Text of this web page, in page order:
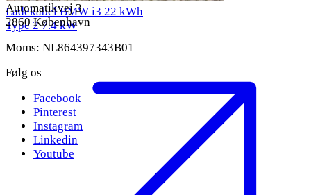
Ladekabel BMW i3 22 kWh
Type 27.4 kW
Automatikvej 3
2860 København
Moms: NL864397343B01
Følg os
Facebook
Pinterest
Instagram
Linkedin
Youtube